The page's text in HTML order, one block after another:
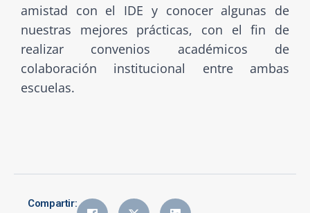
amistad con el IDE y conocer algunas de
nuestras mejores prácticas, con el fin de
realizar convenios académicos de
colaboración institucional entre ambas
escuelas.
Compartir: